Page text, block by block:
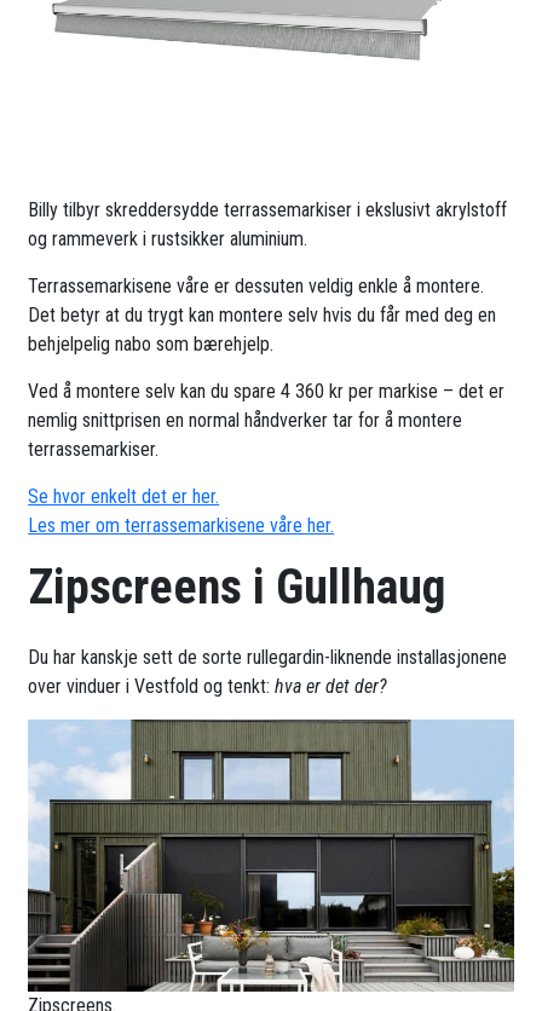
Billy tilbyr skreddersydde terrassemarkiser i ekslusivt akrylstoff
og rammeverk i rustsikker aluminium.
Terrassemarkisene våre er dessuten veldig enkle å montere.
Det betyr at du trygt kan montere selv hvis du får med deg en
behjelpelig nabo som bærehjelp.
Ved å montere selv kan du spare 4 360 kr per markise – det er
nemlig snittprisen en normal håndverker tar for å montere
terrassemarkiser.
Se hvor enkelt det er her.
Les mer om terrassemarkisene våre her.
Zipscreens i Gullhaug
Du har kanskje sett de sorte rullegardin-liknende installasjonene
over vinduer i Vestfold og tenkt:hva er det der?
Zipscreens.